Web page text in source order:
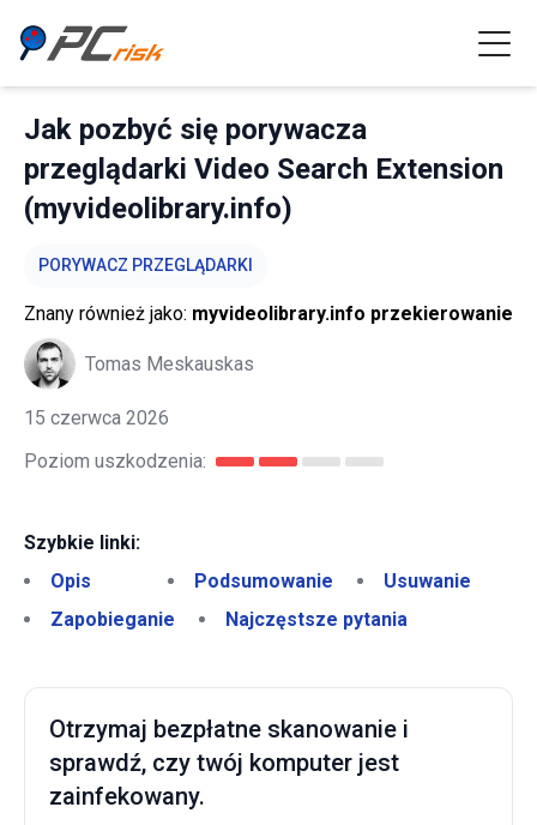
Jak pozbyć się porywacza
przeglądarki Video Search Extension
(myvideolibrary.info)
PORYWACZ PRZEGLĄDARKI
Znany również jako: myvideolibrary.info przekierowanie
Tomas Meskauskas
15 czerwca 2026
Poziom uszkodzenia:
Szybkie linki:
Opis
Podsumowanie
Usuwanie
Zapobieganie
Najczęstsze pytania
Otrzymaj bezpłatne skanowanie i
sprawdź, czy twój komputer jest
zainfekowany.